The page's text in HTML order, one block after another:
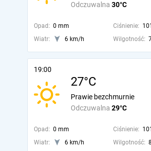
Odczuwalna 30°C
Opad: 0 mm Ciśnienie:
Wiatr:
6 km/h Wilgotność:
19:00
27°C
Odczuwalna 29°C
Prawie bezchmurnie
Opad: 0 mm Ciśnienie:
Wiatr:
6 km/h Wilgotność: